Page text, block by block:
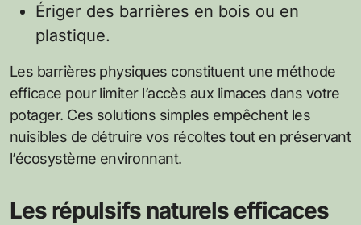
Ériger des barrières en bois ou en
plastique.
Les barrières physiques constituent une méthode
efficace pour limiter l’accès aux limaces dans votre
potager. Ces solutions simples empêchent les
nuisibles de détruire vos récoltes tout en préservant
l’écosystème environnant.
Les répulsifs naturels efficaces